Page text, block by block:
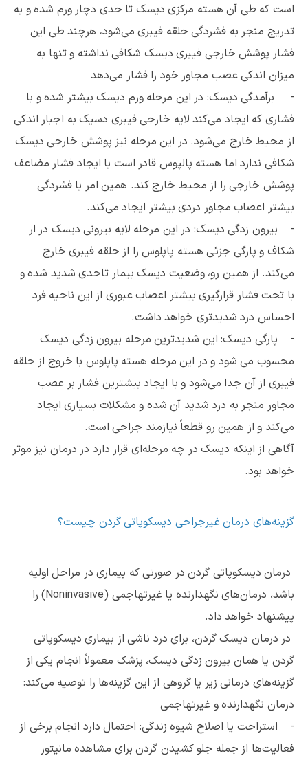
است که طی آن هسته مرکزی دیسک تا حدی دچار ورم شده و به
تدریج منجر به فشردگی حلقه فیبری می‌شود، هرچند طی این
فشار پوشش خارجی فیبری دیسک شکافی نداشته و تنها به
میزان اندکی عصب مجاور خود را فشار می‌دهد
- برآمدگی دیسک: در این مرحله ورم دیسک بیشتر شده و با
فشاری که ایجاد می‌کند لایه خارجی فیبری دسیک به اجبار اندکی
از محیط خارج می‌شود. در این مرحله نیز پوشش خارجی دیسک
شکافی ندارد اما هسته پالپوس قادر است با ایجاد فشار مضاعف
پوشش خارجی را از محیط خارج کند. همین امر با فشردگی
بیشتر اعصاب مجاور دردی بیشتر ایجاد می‌کند.
- بیرون زدگی دیسک: در این مرحله لایه بیرونی دیسک در ار
شکاف و پارگی جزئی هسته پاپلوس را از حلقه فیبری خارج
می‌کند. از همین رو، وضعیت دیسک بیمار تاحدی شدید شده و
با تحت فشار قرارگیری بیشتر اعصاب عبوری از این ناحیه فرد
احساس درد شدیدتری خواهد داشت.
- پارگی دیسک: این شدیدترین مرحله بیرون زدگی دیسک
محسوب می شود و در این مرحله هسته پاپلوس با خروج از حلقه
فیبری از آن جدا می‌شود و با ایجاد بیشترین فشار بر عصب
مجاور منجر به درد شدید آن شده و مشکلات بسیاری ایجاد
می‌کند و از همین رو قطعاً نیازمند جراحی است.
آگاهی از اینکه دیسک در چه مرحله‌ای قرار دارد در درمان نیز موثر
خواهد بود.
گزینه‌های درمان غیرجراحی دیسکوپاتی گردن چیست؟
درمان دیسکوپاتی گردن در صورتی که بیماری در مراحل اولیه
باشد، درمان‌های نگهدارنده یا غیرتهاجمی (Noninvasive) را
پیشنهاد خواهد داد.
در درمان دیسک گردن، برای درد ناشی از بیماری دیسکوپاتی
گردن یا همان بیرون زدگی دیسک، پزشک معمولاً انجام یکی از
گزینه‌های درمانی زیر یا گروهی از این گزینه‌ها را توصیه می‌کند:
درمان نگهدارنده و غیرتهاجمی
- استراحت یا اصلاح شیوه زندگی: احتمال دارد انجام برخی از
فعالیت‌ها از جمله جلو کشیدن گردن برای مشاهده مانیتور